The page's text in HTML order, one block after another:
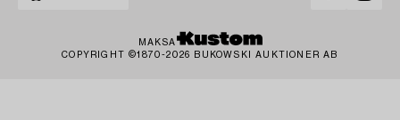
MAKSA
COPYRIGHT ©1870-2026 BUKOWSKI AUKTIONER AB